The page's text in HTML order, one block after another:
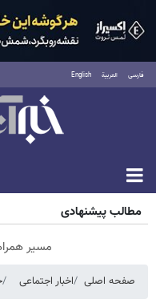
فارسی العربية English
شنبه ۱۷ مرداد ۱۴۰۵
مطالب پیشنهادی
مسیر
صفحه اصلی اخبار اجتماعی